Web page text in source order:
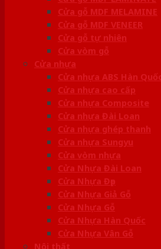
Cửa gỗ MDF MELAMINE
Cửa gỗ MDF VENEER
Cửa gỗ tự nhiên
Cửa vòm gỗ
Cửa nhựa
Cửa nhựa ABS Hàn
Cửa nhựa cao cấp
Cửa nhựa Composite
Cửa nhựa Đài Loan
Cửa nhựa ghép thanh
Cửa nhựa Sungyu
Cửa vòm nhựa
Cửa Nhựa Đài Loan
Cửa Nhựa Đẹp
Cửa Nhựa Giả Gỗ
Cửa Nhựa Gỗ
Cửa Nhựa Hàn Quốc
Cửa Nhựa Vân Gỗ
Nội thất